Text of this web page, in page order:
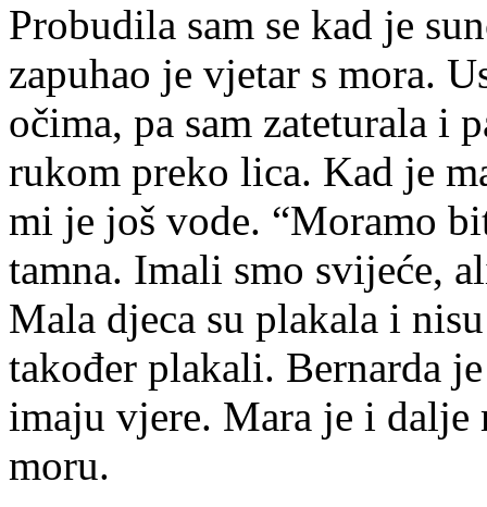
Probudila sam se kad je
zapuhao je vjetar s mora.
očima, pa sam zateturala i
rukom preko lica. Kad je
mi je još vode. “Moramo
tamna. Imali smo svijeće,
Mala djeca su plakala i
također plakali. Bernarda
imaju vjere. Mara je i
moru.